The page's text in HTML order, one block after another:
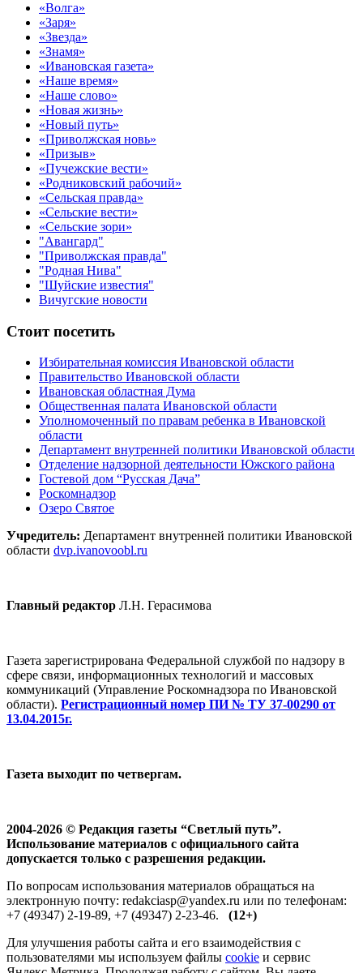
«Волга»
«Заря»
«Звезда»
«Знамя»
«Ивановская газета»
«Наше время»
«Наше слово»
«Новая жизнь»
«Новый путь»
«Приволжская новь»
«Призыв»
«Пучежские вести»
«Родниковский рабочий»
«Сельская правда»
«Сельские вести»
«Сельские зори»
"Авангард"
"Приволжская правда"
"Родная Нива"
"Шуйские известия"
Вичугские новости
Стоит посетить
Избирательная комиссия Ивановской области
Правительство Ивановской области
Ивановская областная Дума
Общественная палата Ивановской области
Уполномоченный по правам ребенка в Ивановской
области
Департамент внутренней политики Ивановской области
Отделение надзорной деятельности Южского района
Гостевой дом “Русская Дача”
Роскомнадзор
Озеро Святое
Учредитель: Департамент внутренней политики Ивановской
области dvp.ivanovoobl.ru
Главный редактор Л.Н. Герасимова
Газета зарегистрирована Федеральной службой по надзору в
сфере связи, информационных технологий и массовых
коммуникаций (Управление Роскомнадзора по Ивановской
области). Регистрационный номер ПИ № ТУ 37-00290 от
13.04.2015г.
Газета выходит по четвергам.
2004-2026 © Редакция газеты “Светлый путь”.
Использование материалов с официального сайта
допускается только с разрешения редакции.
По вопросам использования материалов обращаться на
электронную почту: redakciasp@yandex.ru или по телефонам:
+7 (49347) 2-19-89, +7 (49347) 2-23-46. (12+)
Для улучшения работы сайта и его взаимодействия с
пользователями мы используем файлы cookie и сервис